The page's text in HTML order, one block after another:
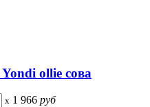
ollie сова
x 1 966 руб